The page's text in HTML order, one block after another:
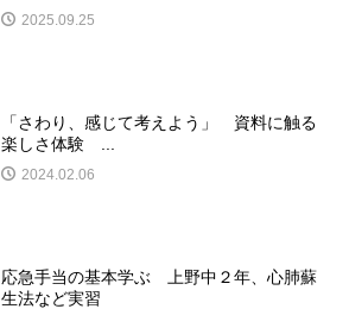
2025.09.25
「さわり、感じて考えよう」 資料に触る
楽しさ体験 ...
2024.02.06
応急手当の基本学ぶ 上野中２年、心肺蘇
生法など実習